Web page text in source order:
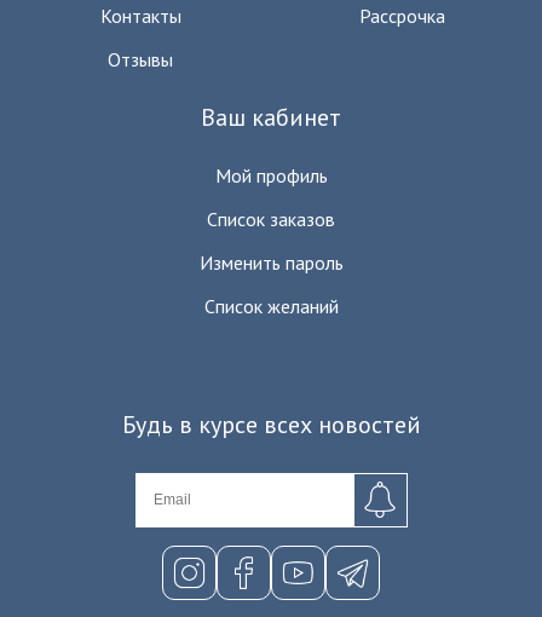
Контакты
Отзывы
Рассрочка
Ваш кабинет
Мой профиль
Список заказов
Изменить пароль
Список желаний
Будь в курсе всех новостей